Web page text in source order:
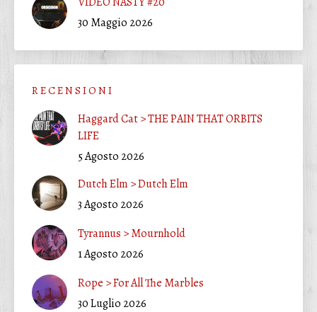
30 Maggio 2026
R E C E N S I O N I
Haggard Cat > THE PAIN THAT ORBITS
LIFE
5 Agosto 2026
Dutch Elm > Dutch Elm
3 Agosto 2026
Tyrannus > Mournhold
1 Agosto 2026
Rope > For All The Marbles
30 Luglio 2026